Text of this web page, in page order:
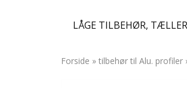
LÅGE TILBEHØR,
Forside » tilbehør til Alu. profiler